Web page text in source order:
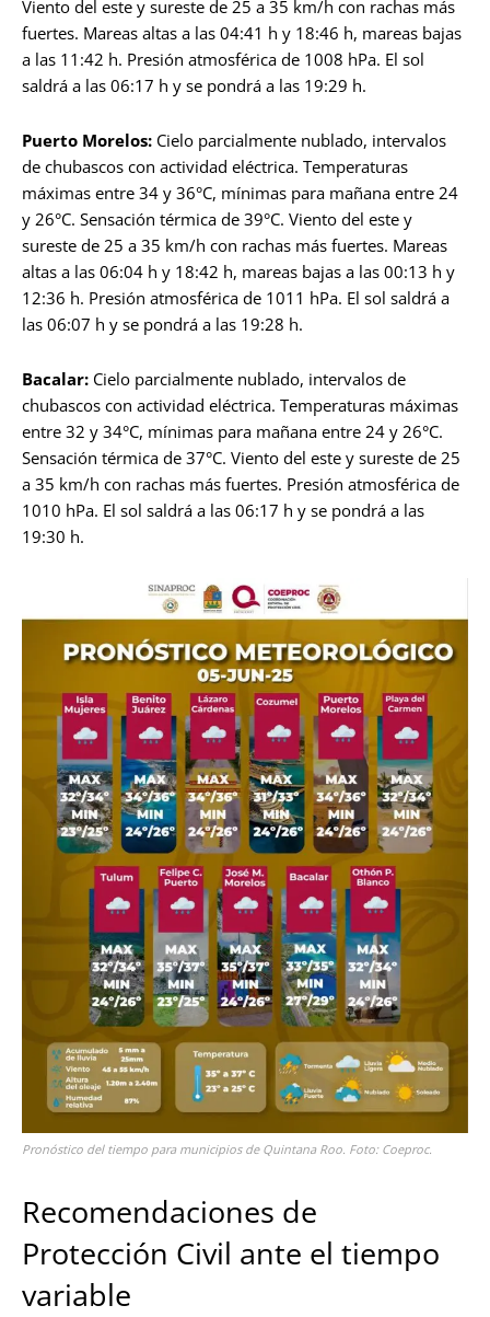
Viento del este y sureste de 25 a 35 km/h con rachas más
fuertes. Mareas altas a las 04:41 h y 18:46 h, mareas bajas
a las 11:42 h. Presión atmosférica de 1008 hPa. El sol
saldrá a las 06:17 h y se pondrá a las 19:29 h.
Puerto Morelos: Cielo parcialmente nublado, intervalos
de chubascos con actividad eléctrica. Temperaturas
máximas entre 34 y 36°C, mínimas para mañana entre 24
y 26°C. Sensación térmica de 39°C. Viento del este y
sureste de 25 a 35 km/h con rachas más fuertes. Mareas
altas a las 06:04 h y 18:42 h, mareas bajas a las 00:13 h y
12:36 h. Presión atmosférica de 1011 hPa. El sol saldrá a
las 06:07 h y se pondrá a las 19:28 h.
Bacalar: Cielo parcialmente nublado, intervalos de
chubascos con actividad eléctrica. Temperaturas máximas
entre 32 y 34°C, mínimas para mañana entre 24 y 26°C.
Sensación térmica de 37°C. Viento del este y sureste de 25
a 35 km/h con rachas más fuertes. Presión atmosférica de
1010 hPa. El sol saldrá a las 06:17 h y se pondrá a las
19:30 h.
Pronóstico del tiempo para municipios de Quintana Roo. Foto: Coeproc.
Recomendaciones de
Protección Civil ante el tiempo
variable